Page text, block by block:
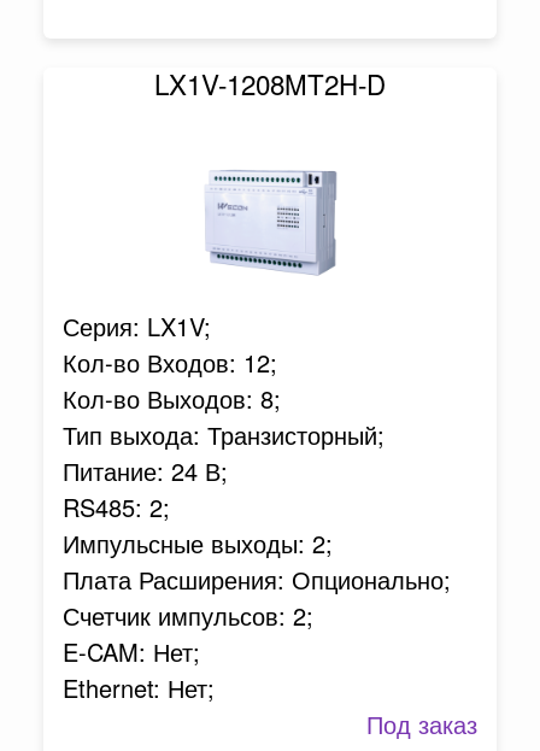
LX1V-1208MT2H-D
Серия: LX1V;
Кол-во Входов: 12;
Кол-во Выходов: 8;
Тип выхода: Транзисторный;
Питание: 24 В;
RS485: 2;
Импульсные выходы: 2;
Плата Расширения: Опционально;
Счетчик импульсов: 2;
E-CAM: Нет;
Ethernet: Нет;
Под заказ